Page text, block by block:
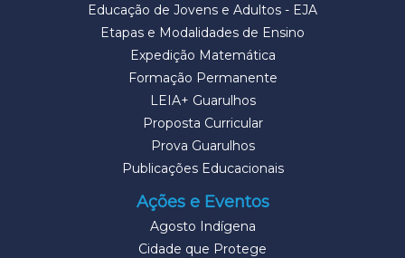
Educação de Jovens e Adultos - EJA
Etapas e Modalidades de Ensino
Expedição Matemática
Formação Permanente
LEIA+ Guarulhos
Proposta Curricular
Prova Guarulhos
Publicações Educacionais
Ações e Eventos
Agosto Indígena
Cidade que Protege